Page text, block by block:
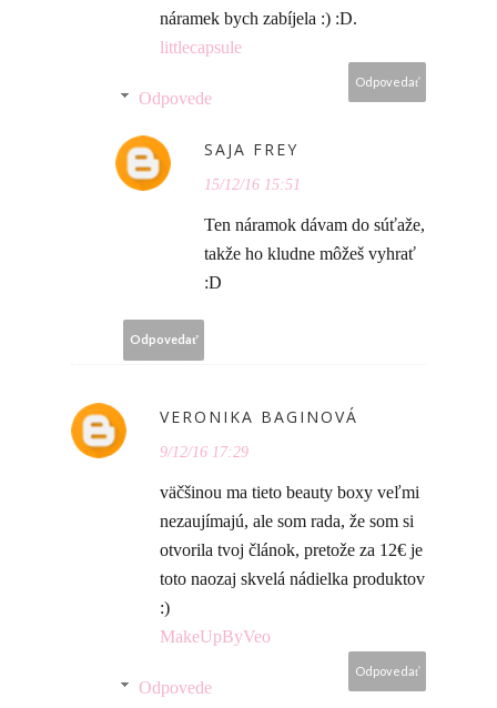
náramek bych zabíjela :) :D.
littlecapsule
Odpovedať
Odpovede
SAJA FREY
15/12/16 15:51
Ten náramok dávam do súťaže,
takže ho kludne môžeš vyhrať
:D
Odpovedať
VERONIKA BAGINOVÁ
9/12/16 17:29
väčšinou ma tieto beauty boxy veľmi
nezaujímajú, ale som rada, že som si
otvorila tvoj článok, pretože za 12€ je
toto naozaj skvelá nádielka produktov
:)
MakeUpByVeo
Odpovedať
Odpovede